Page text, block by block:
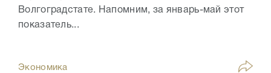
Волгоградстате. Напомним, за январь-май этот
показатель...
Экономика